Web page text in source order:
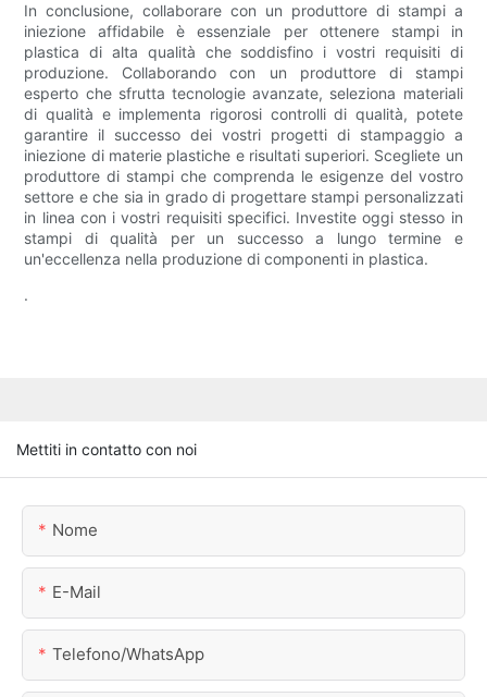
In conclusione, collaborare con un produttore di stampi a
iniezione affidabile è essenziale per ottenere stampi in
plastica di alta qualità che soddisfino i vostri requisiti di
produzione. Collaborando con un produttore di stampi
esperto che sfrutta tecnologie avanzate, seleziona materiali
di qualità e implementa rigorosi controlli di qualità, potete
garantire il successo dei vostri progetti di stampaggio a
iniezione di materie plastiche e risultati superiori. Scegliete un
produttore di stampi che comprenda le esigenze del vostro
settore e che sia in grado di progettare stampi personalizzati
in linea con i vostri requisiti specifici. Investite oggi stesso in
stampi di qualità per un successo a lungo termine e
un'eccellenza nella produzione di componenti in plastica.
.
Mettiti in contatto con noi
Nome
E-Mail
Telefono/WhatsApp